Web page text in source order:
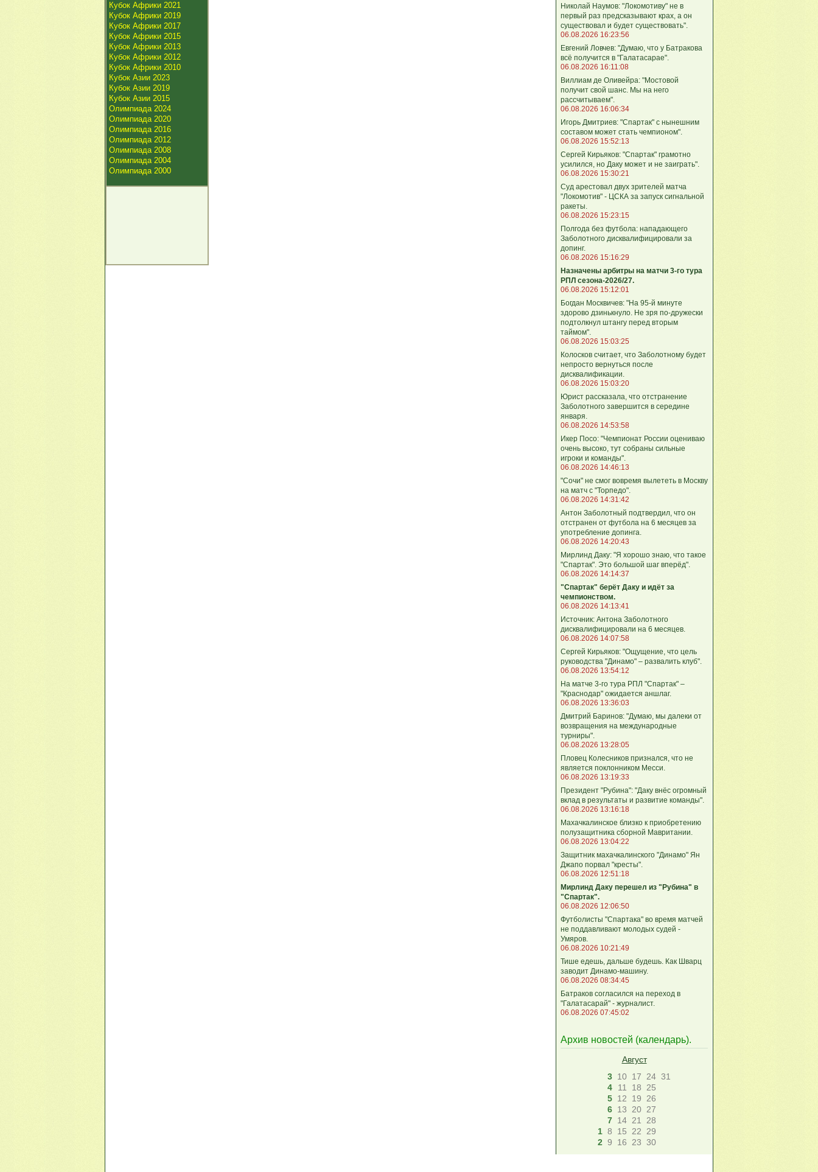
Кубок Африки 2021
Кубок Африки 2019
Кубок Африки 2017
Кубок Африки 2015
Кубок Африки 2013
Кубок Африки 2012
Кубок Африки 2010
Кубок Азии 2023
Кубок Азии 2019
Кубок Азии 2015
Олимпиада 2024
Олимпиада 2020
Олимпиада 2016
Олимпиада 2012
Олимпиада 2008
Олимпиада 2004
Олимпиада 2000
Николай Наумов: "Локомотиву" не в
первый раз предсказывают крах, а он
существовал и будет существовать".
06.08.2026 16:23:56
Евгений Ловчев: "Думаю, что у Батракова
всё получится в "Галатасарае".
06.08.2026 16:11:08
Виллиам де Оливейра: "Мостовой
получит свой шанс. Мы на него
рассчитываем".
06.08.2026 16:06:34
Игорь Дмитриев: "Спартак" с нынешним
составом может стать чемпионом".
06.08.2026 15:52:13
Сергей Кирьяков: "Спартак" грамотно
усилился, но Даку может и не заиграть".
06.08.2026 15:30:21
Суд арестовал двух зрителей матча
"Локомотив" - ЦСКА за запуск сигнальной
ракеты.
06.08.2026 15:23:15
Полгода без футбола: нападающего
Заболотного дисквалифицировали за
допинг.
06.08.2026 15:16:29
Назначены арбитры на матчи 3-го тура
РПЛ сезона-2026/27.
06.08.2026 15:12:01
Богдан Москвичев: "На 95‑й минуте
здорово дзинькнуло. Не зря по‑дружески
подтолкнул штангу перед вторым
таймом".
06.08.2026 15:03:25
Колосков считает, что Заболотному будет
непросто вернуться после
дисквалификации.
06.08.2026 15:03:20
Юрист рассказала, что отстранение
Заболотного завершится в середине
января.
06.08.2026 14:53:58
Икер Посо: "Чемпионат России оцениваю
очень высоко, тут собраны сильные
игроки и команды".
06.08.2026 14:46:13
"Сочи" не смог вовремя вылететь в Москву
на матч с "Торпедо".
06.08.2026 14:31:42
Антон Заболотный подтвердил, что он
отстранен от футбола на 6 месяцев за
употребление допинга.
06.08.2026 14:20:43
Мирлинд Даку: "Я хорошо знаю, что такое
"Спартак". Это большой шаг вперёд".
06.08.2026 14:14:37
"Спартак" берёт Даку и идёт за
чемпионством.
06.08.2026 14:13:41
Источник: Антона Заболотного
дисквалифицировали на 6 месяцев.
06.08.2026 14:07:58
Сергей Кирьяков: "Ощущение, что цель
руководства "Динамо" – развалить клуб".
06.08.2026 13:54:12
На матче 3-го тура РПЛ "Спартак" –
"Краснодар" ожидается аншлаг.
06.08.2026 13:36:03
Дмитрий Баринов: "Думаю, мы далеки от
возвращения на международные
турниры".
06.08.2026 13:28:05
Пловец Колесников признался, что не
является поклонником Месси.
06.08.2026 13:19:33
Президент "Рубина": "Даку внёс огромный
вклад в результаты и развитие команды".
06.08.2026 13:16:18
Махачкалинское близко к приобретению
полузащитника сборной Мавритании.
06.08.2026 13:04:22
Защитник махачкалинского "Динамо" Ян
Джапо порвал "кресты".
06.08.2026 12:51:18
Мирлинд Даку перешел из "Рубина" в
"Спартак".
06.08.2026 12:06:50
Футболисты "Спартака" во время матчей
не поддавливают молодых судей -
Умяров.
06.08.2026 10:21:49
Тише едешь, дальше будешь. Как Шварц
заводит Динамо-машину.
06.08.2026 08:34:45
Батраков согласился на переход в
"Галатасарай" - журналист.
06.08.2026 07:45:02
Архив новостей (календарь).
Август
3 10 17 24 31
4
11 18
25
5 12 19
26
6 13 20 27
7 14 21
28
1 8 15 22
29
2 9 16 23 30